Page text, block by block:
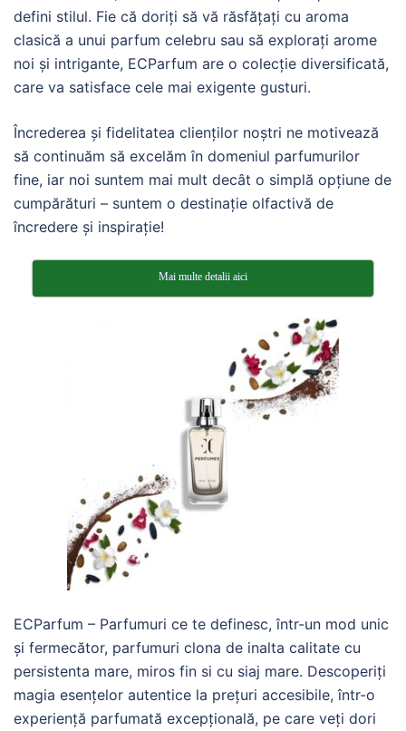
defini stilul. Fie că doriți să vă răsfățați cu aroma
clasică a unui parfum celebru sau să explorați arome
noi și intrigante, ECParfum are o colecție diversificată,
care va satisface cele mai exigente gusturi.
Încrederea și fidelitatea clienților noștri ne motivează
să continuăm să excelăm în domeniul parfumurilor
fine, iar noi suntem mai mult decât o simplă opțiune de
cumpărături – suntem o destinație olfactivă de
încredere și inspirație!
Mai multe detalii aici
ECParfum – Parfumuri ce te definesc, într-un mod unic
și fermecător, parfumuri clona de inalta calitate cu
persistenta mare, miros fin si cu siaj mare. Descoperiți
magia esențelor autentice la prețuri accesibile, într-o
experiență parfumată excepțională, pe care veți dori